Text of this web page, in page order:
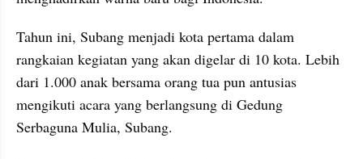
Tahun ini, Subang menjadi kota pertama dalam
rangkaian kegiatan yang akan digelar di 10 kota. Lebih
dari 1.000 anak bersama orang tua pun antusias
mengikuti acara yang berlangsung di Gedung
Serbaguna Mulia, Subang.